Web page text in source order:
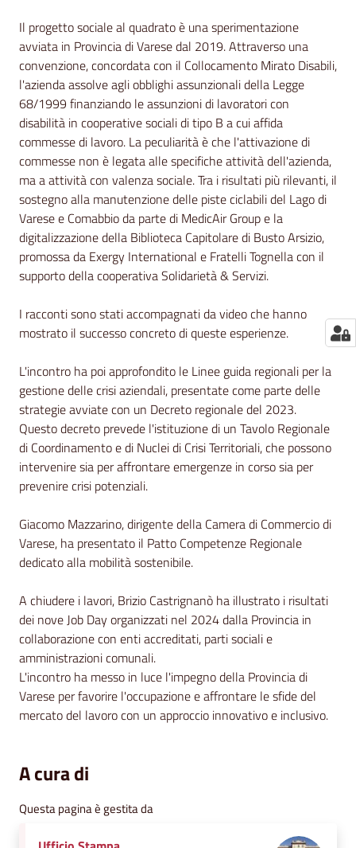
Il progetto sociale al quadrato è una sperimentazione
avviata in Provincia di Varese dal 2019. Attraverso una
convenzione, concordata con il Collocamento Mirato Disabili,
l'azienda assolve agli obblighi assunzionali della Legge
68/1999 finanziando le assunzioni di lavoratori con
disabilità in cooperative sociali di tipo B a cui affida
commesse di lavoro. La peculiarità è che l'attivazione di
commesse non è legata alle specifiche attività dell'azienda,
ma a attività con valenza sociale. Tra i risultati più rilevanti, il
sostegno alla manutenzione delle piste ciclabili del Lago di
Varese e Comabbio da parte di MedicAir Group e la
digitalizzazione della Biblioteca Capitolare di Busto Arsizio,
promossa da Exergy International e Fratelli Tognella con il
supporto della cooperativa Solidarietà & Servizi.
I racconti sono stati accompagnati da video che hanno
mostrato il successo concreto di queste esperienze.
L'incontro ha poi approfondito le Linee guida regionali per la
gestione delle crisi aziendali, presentate come parte delle
strategie avviate con un Decreto regionale del 2023.
Questo decreto prevede l'istituzione di un Tavolo Regionale
di Coordinamento e di Nuclei di Crisi Territoriali, che possono
intervenire sia per affrontare emergenze in corso sia per
prevenire crisi potenziali.
Giacomo Mazzarino, dirigente della Camera di Commercio di
Varese, ha presentato il Patto Competenze Regionale
dedicato alla mobilità sostenibile.
A chiudere i lavori, Brizio Castrignanò ha illustrato i risultati
dei nove Job Day organizzati nel 2024 dalla Provincia in
collaborazione con enti accreditati, parti sociali e
amministrazioni comunali.
L'incontro ha messo in luce l'impegno della Provincia di
Varese per favorire l'occupazione e affrontare le sfide del
mercato del lavoro con un approccio innovativo e inclusivo.
A cura di
Questa pagina è gestita da